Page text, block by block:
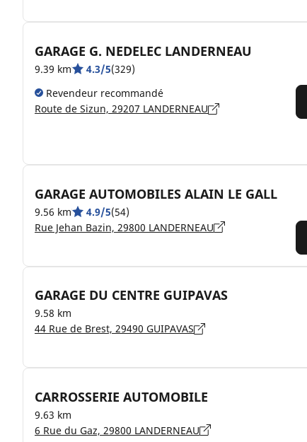
GARAGE G. NEDELEC LANDERNEAU
9.39 km 4.3/5(329)
Revendeur recommandé
Route de Sizun, 29207 LANDERNEAU
GARAGE AUTOMOBILES ALAIN LE GALL
9.56 km 4.9/5(54)
Rue Jehan Bazin, 29800 LANDERNEAU
GARAGE DU CENTRE GUIPAVAS
9.58 km
44 Rue de Brest, 29490 GUIPAVAS
CARROSSERIE AUTOMOBILE
9.63 km
6 Rue du Gaz, 29800 LANDERNEAU